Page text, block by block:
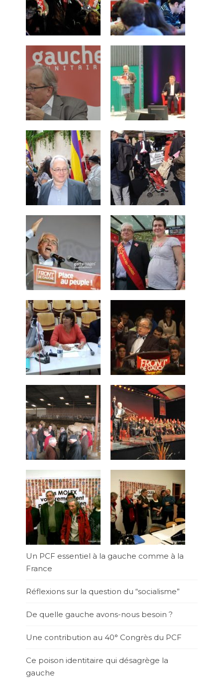
Un PCF essentiel à la gauche comme à la
France
Réflexions sur la question du “socialisme”
De quelle gauche avons-nous besoin ?
Une contribution au 40° Congrès du PCF
Ce poison identitaire qui désagrège la
gauche